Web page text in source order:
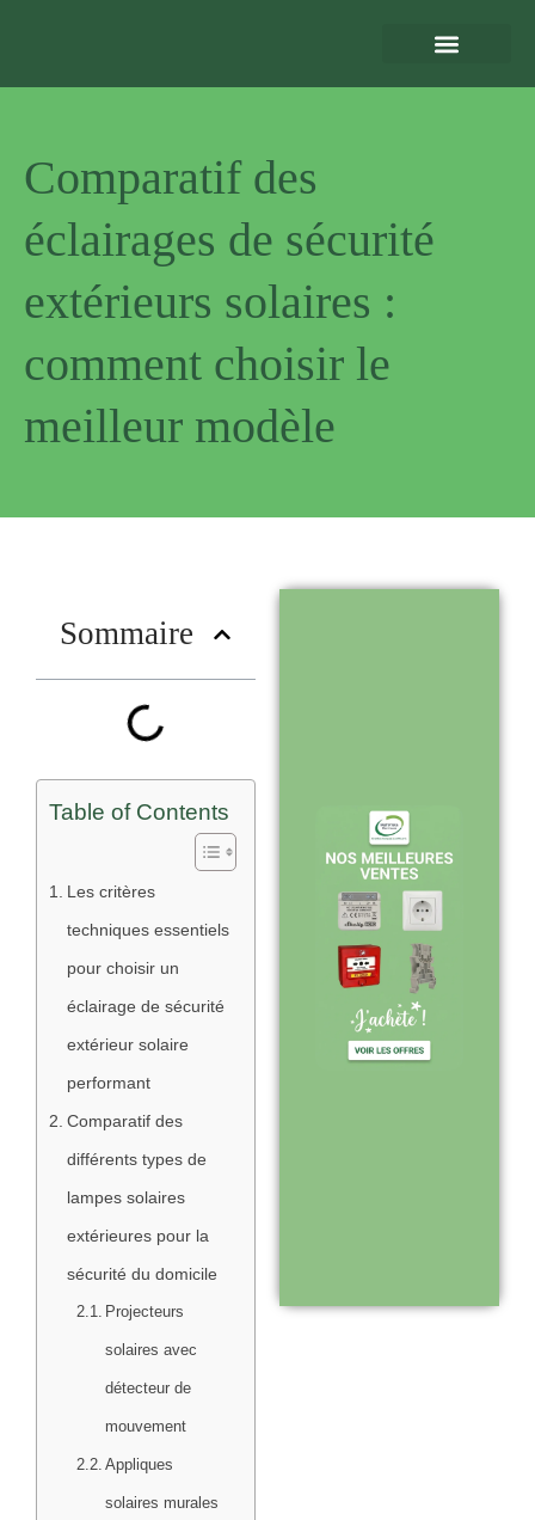
Comparatif des
éclairages de sécurité
extérieurs solaires :
comment choisir le
meilleur modèle
Sommaire
Table of Contents
Les critères
techniques essentiels
pour choisir un
éclairage de sécurité
extérieur solaire
performant
Comparatif des
différents types de
lampes solaires
extérieures pour la
sécurité du domicile
Projecteurs
solaires avec
détecteur de
mouvement
Appliques
solaires murales
Expédition sous
24-48h :
livraison rapide
après validation
de commande